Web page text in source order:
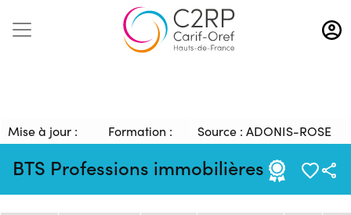
Aller
au
contenu
BTS Professions immobilières
Mise à jour :
22/01/2025
Formation :
2598170F
Source : ADONIS-ROSE
CARMIN-IESCA
Session de formation